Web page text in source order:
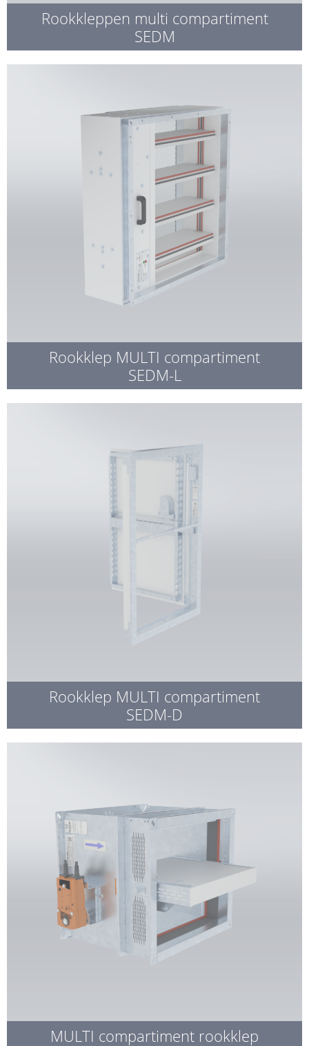
Rookkleppen multi compartiment
SEDM
Rookklep MULTI compartiment
SEDM-L
Rookklep MULTI compartiment
SEDM-D
MULTI compartiment rookklep